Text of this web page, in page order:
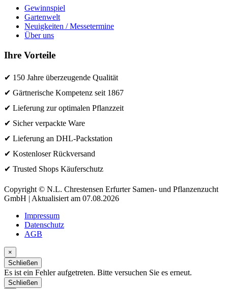
Gewinnspiel
Gartenwelt
Neuigkeiten / Messetermine
Über uns
Ihre Vorteile
✔ 150 Jahre überzeugende Qualität
✔ Gärtnerische Kompetenz seit 1867
✔ Lieferung zur optimalen Pflanzzeit
✔ Sicher verpackte Ware
✔ Lieferung an DHL-Packstation
✔ Kostenloser Rückversand
✔ Trusted Shops Käuferschutz
Copyright © N.L. Chrestensen Erfurter Samen- und Pflanzenzucht
GmbH | Aktualisiert am 07.08.2026
Impressum
Datenschutz
AGB
×
Schließen
Es ist ein Fehler aufgetreten. Bitte versuchen Sie es erneut.
Schließen